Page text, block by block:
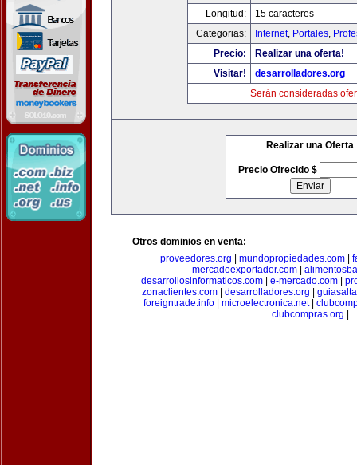
Longitud:
15 caracteres
Categorias:
Internet, Portales,
Precio:
Realizar una oferta!
Visitar!
desarrolladores.org
Serán consideradas
Realizar una Oferta
Precio Ofrecido $
Otros dominios en venta:
proveedores.org
mundopropiedades.com|
mercadoexportador.com|
desarrollosinformaticos.com| e-mercado.com|
zonaclientes.com| desarrolladores.org
foreigntrade.info
microelectronica.net|
clubcompras.org